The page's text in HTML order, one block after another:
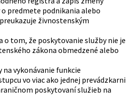
o predmete podnikania alebo
živnostenským
o tom, že poskytovanie služby nie je
zákona obmedzené alebo
vykonávanie funkcie
vo viac ako jednej prevádzkarni
poskytovaní služieb na